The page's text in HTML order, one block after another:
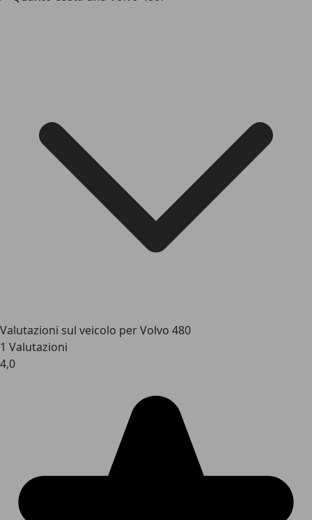
Valutazioni sul veicolo per Volvo 480
1 Valutazioni
4,0